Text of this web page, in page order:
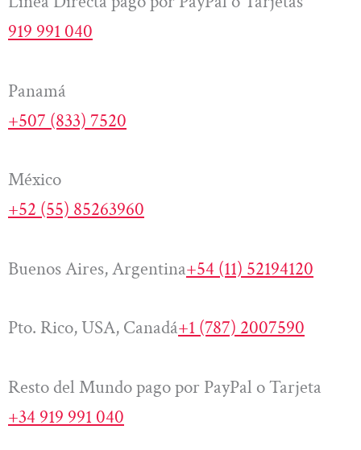
919 991 040
Panamá
+507 (833) 7520
México
+52 (55) 85263960
Buenos Aires, Argentina+54 (11) 52194120
Pto. Rico, USA, Canadá+1 (787) 2007590
Resto del Mundo pago por PayPal o Tarjeta
+34 919 991 040